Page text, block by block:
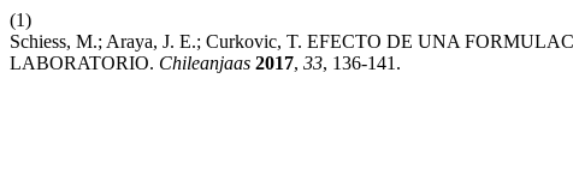
(1)
Schiess, M.; Araya, J. E.; Curkovic, T. EFECTO DE UNA
LABORATORIO. Chileanjaas 2017, 33, 136-141.